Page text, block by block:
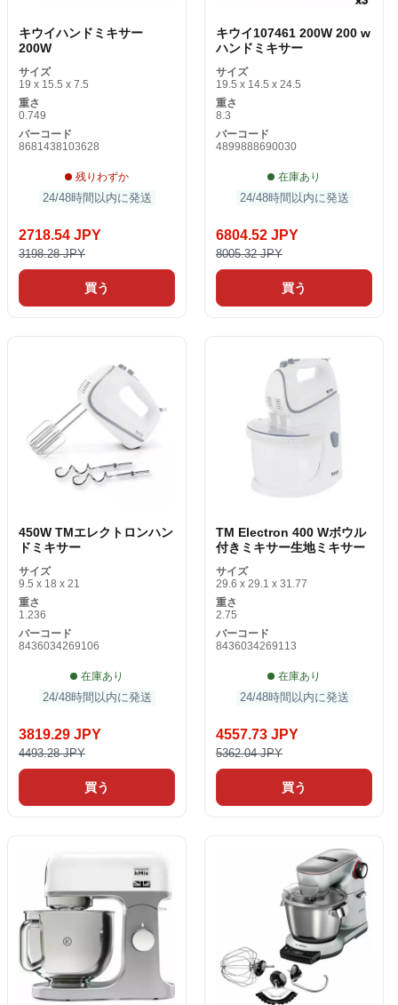
キウイハンドミキサー
200W
サイズ
19 x 15.5 x 7.5
重さ
0.749
バーコード
8681438103628
残りわずか
24/48時間以内に発送
2718.54 JPY
3198.28 JPY
買う
キウイ107461 200W 200 w
ハンドミキサー
サイズ
19.5 x 14.5 x 24.5
重さ
8.3
バーコード
4899888690030
在庫あり
24/48時間以内に発送
6804.52 JPY
8005.32 JPY
買う
450W TMエレクトロンハン
ドミキサー
サイズ
9.5 x 18 x 21
重さ
1.236
バーコード
8436034269106
在庫あり
24/48時間以内に発送
3819.29 JPY
4493.28 JPY
買う
TM Electron 400 Wボウル
付きミキサー生地ミキサー
サイズ
29.6 x 29.1 x 31.77
重さ
2.75
バーコード
8436034269113
在庫あり
24/48時間以内に発送
4557.73 JPY
5362.04 JPY
買う